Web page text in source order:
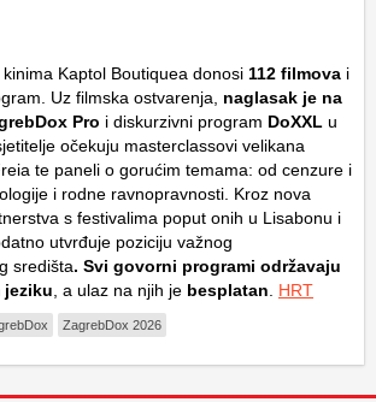
Kaptol Boutiquea donosi 112 filmova i
Uz filmska ostvarenja, naglasak je na
Pro i diskurzivni program DoXXL u
očekuju masterclassovi velikana
te paneli o gorućim temama: od cenzure i
i rodne ravnopravnosti. Kroz nova
s festivalima poput onih u Lisabonu i
utvrđuje poziciju važnog
središta. Svi govorni programi održavaju
jeziku, a ulaz na njih je besplatan. HRT
ZagrebDox 2026